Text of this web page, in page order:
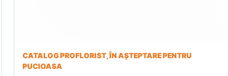
CATALOG PROFLORIST, ÎN AȘTEPTARE PENTRU
PUCIOASA